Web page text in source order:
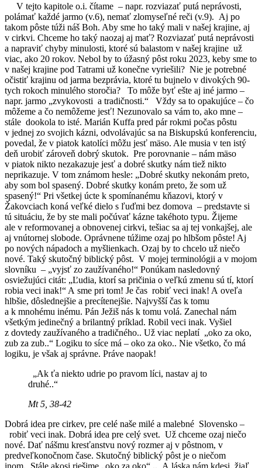
V tejto kapitole o.i. čítame – napr. rozviazať putá neprávosti,
polámať každé jarmo (v.6), nemať zlomyseľné reči (v.9). Aj po
takom pôste túži náš Boh. Aby sme ho taký mali v našej krajine, aj
v cirkvi. Chceme ho taký naozaj aj mať? Rozviazať putá neprávosti
a napraviť chyby minulosti, ktoré sú balastom v našej krajine už
viac, ako 20 rokov. Nebol by to úžasný pôst roku 2023, keby sme to
v našej krajine pod Tatrami už konečne vyriešili? Nie je potrebné
očistiť krajinu od jarma bezprávia, ktoré tu bujnelo v divokých 90-
tych rokoch minulého storočia? To môže byť ešte aj iné jarmo –
napr. jarmo „zvykovosti a tradičnosti.“ Vždy sa to opakujúce – čo
môžeme a čo nemôžeme jesť! Nezunovalo sa vám to, ako mne –
stále dookola to isté. Marián Kuffa pred pár rokmi počas pôstu
v jednej zo svojich kázni, odvolávajúc sa na Biskupskú konferenciu,
povedal, že v piatok katolíci môžu jesť mäso. Ale musia v ten istý
deň urobiť zároveň dobrý skutok. Pre porovnanie – nám mäso
v piatok nikto nezakazuje jesť a dobré skutky nám tiež nikto
neprikazuje. V tom známom hesle: „Dobré skutky nekonám preto,
aby som bol spasený. Dobré skutky konám preto, že som už
spasený!“ Pri všetkej úcte k spomínanému kňazovi, ktorý v
Žakovciach koná veľké dielo s ľuďmi bez domova – predstavte si
tú situáciu, že by ste mali počúvať kázne takéhoto typu. Žijeme
ale v reformovanej a obnovenej cirkvi, tešiac sa aj tej vonkajšej, ale
aj vnútornej slobode. Oprávnene túžime ozaj po hlbšom pôste! Aj
po nových nápadoch a myšlienkach. Ozaj by to chcelo už niečo
nové. Taký skutočný biblický pôst. V mojej terminológii a v mojom
slovníku – „vyjsť zo zaužívaného!“ Ponúkam nasledovný
osviežujúci citát: „Ľudia, ktorí sa pričinia o veľkú zmenu sú tí, ktorí
robia veci inak!“ A sme pri tom! Je čas robiť veci inak! A oveľa
hlbšie, dôslednejšie a precítenejšie. Najvyšší čas k tomu
a k mnohému inému. Pán Ježiš nás k tomu volá. Zanechal nám
všetkým jedinečný a brilantný príklad. Robil veci inak. Vyšiel
z dovtedy zaužívaného a tradičného.. Už viac neplatí „oko za oko,
zub za zub..“ Logiku to síce má – oko za oko.. Nie všetko, čo má
logiku, je však aj správne. Práve naopak!
„Ak ťa niekto udrie po pravom líci, nastav aj to
druhé..“
Mt 5, 38-42
Dobrá idea pre cirkev, pre celé naše milé a malebné Slovensko –
robiť veci inak. Dobrá idea pre celý svet. Už chceme ozaj niečo
nové. Dať nášmu kresťanstvu nový rozmer aj v pôstnom, v
predveľkonočnom čase. Skutočný biblický pôst je o niečom
inom. Stále akosi riešime „oko za oko“ .. A láska nám kdesi, žiaľ